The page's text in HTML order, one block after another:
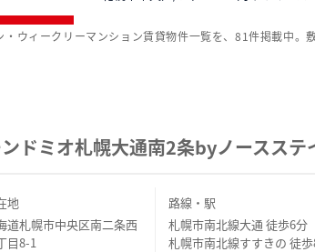
ドミオ札幌大通南2条byノースステ
地
道札幌市中央区南二条西
目8-1
路線・駅
札幌市南北線大通 徒歩6分
札幌市南北線すすきの 徒
ウィークリーマンション賃貸物件一覧を、81件掲載中。